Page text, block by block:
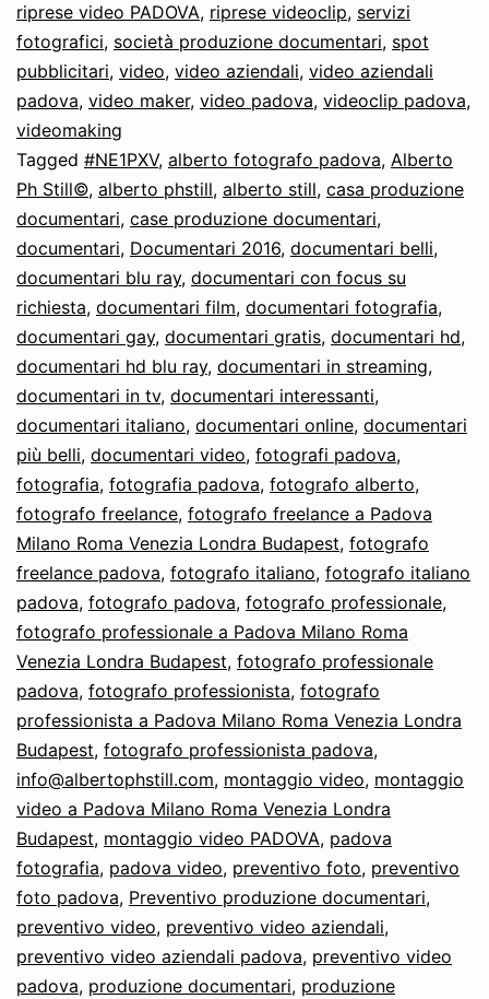
riprese video PADOVA, riprese videoclip, servizi
fotografici, società produzione documentari, spot
pubblicitari, video, video aziendali, video aziendali
padova, video maker, video padova, videoclip padova,
videomaking
Tagged #NE1PXV, alberto fotografo padova, Alberto
Ph Still©, alberto phstill, alberto still, casa produzione
documentari, case produzione documentari,
documentari, Documentari 2016, documentari belli,
documentari blu ray, documentari con focus su
richiesta, documentari film, documentari fotografia,
documentari gay, documentari gratis, documentari hd,
documentari hd blu ray, documentari in streaming,
documentari in tv, documentari interessanti,
documentari italiano, documentari online, documentari
più belli, documentari video, fotografi padova,
fotografia, fotografia padova, fotografo alberto,
fotografo freelance, fotografo freelance a Padova
Milano Roma Venezia Londra Budapest, fotografo
freelance padova, fotografo italiano, fotografo italiano
padova, fotografo padova, fotografo professionale,
fotografo professionale a Padova Milano Roma
Venezia Londra Budapest, fotografo professionale
padova, fotografo professionista, fotografo
professionista a Padova Milano Roma Venezia Londra
Budapest, fotografo professionista padova,
info@albertophstill.com, montaggio video, montaggio
video a Padova Milano Roma Venezia Londra
Budapest, montaggio video PADOVA, padova
fotografia, padova video, preventivo foto, preventivo
foto padova, Preventivo produzione documentari,
preventivo video, preventivo video aziendali,
preventivo video aziendali padova, preventivo video
padova, produzione documentari, produzione